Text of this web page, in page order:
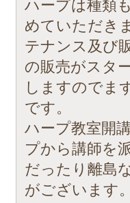
ハープは種類
めていただき
テナンス及び
の販売がスタ
しますのでま
です。
ハープ教室開
プから講師を
だったり離島
がございます